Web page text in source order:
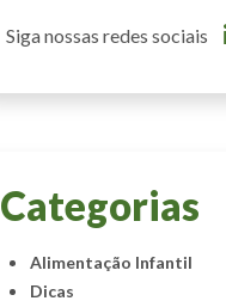
Siga nossas redes sociais
Categorias
Alimentação Infantil
Dicas